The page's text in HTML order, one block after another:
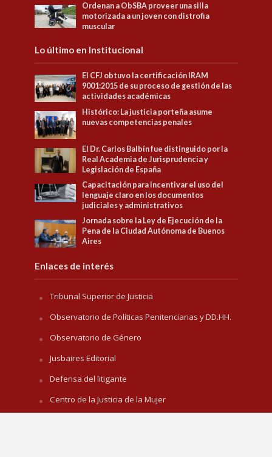
Ordenan a ObSBA proveer una silla
motorizada a un joven con distrofia
muscular
Lo último en Institucional
El CFJ obtuvo la certificación IRAM
9001:2015 de su proceso de gestión de las
actividades académicas
Histórico: La justicia porteña asume
nuevas competencias penales
El Dr. Carlos Balbín fue distinguido por la
Real Academia de Jurisprudencia y
Legislación de España
Capacitación para Incentivar el uso del
lenguaje claro en los documentos
judiciales y administrativos
Jornada sobre la Ley de Ejecución de la
Pena de la Ciudad Autónoma de Buenos
Aires
Enlaces de interés
Tribunal Superior de Justicia
Observatorio de Políticas Penitenciarias y DD.HH.
Observatorio de Género
Jusbaires Editorial
Defensa del litigante
Centro de la Justicia de la Mujer